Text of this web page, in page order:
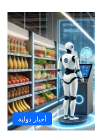
أخبار دولية